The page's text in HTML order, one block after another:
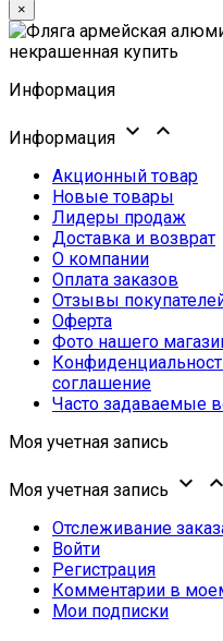
×
Информация
Информация  
Акционный товар
Новые товары
Лидеры продаж
Доставка и возврат
О компании
Оплата заказов
Отзывы
Оферта
Фото нашего
соглашение
Часто задаваемые
Моя учетная запись
Моя учетная запись  
Отслеживание
Войти
Регистрация
Комментарии в
Мои подписки